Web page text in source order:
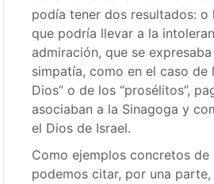
podía tener dos resultados: o
que podría llevar a la
admiración, que se
simpatía, como en el caso de
Dios” o de los “prosélitos”,
asociaban a la Sinagoga y
el Dios de Israel.
Como ejemplos concretos
podemos citar, por una